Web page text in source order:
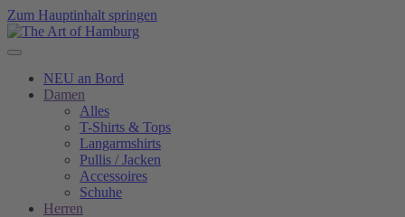
Zum Hauptinhalt springen
NEU an Bord
Damen
Alles
T-Shirts & Tops
Langarmshirts
Pullis / Jacken
Accessoires
Schuhe
Herren